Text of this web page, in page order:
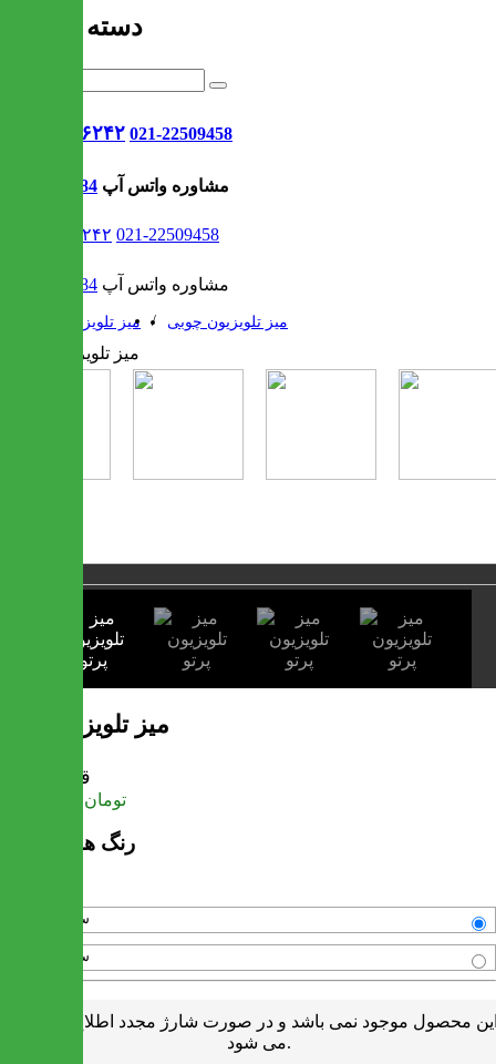
دسته بندی ها
021-۹۱۳۰۶۲۴۲ 021-22509458
09302308484 مشاوره واتس آپ
021-۹۱۳۰۶۲۴۲ 021-22509458
09302308484 مشاوره واتس آپ
میز تلویزیون / میز تلویزیون چوبی
میز تلویزیون پرتو
قیمت
تومان
رنگ های موجود
سفید-قهوه ای
سفید-قهوه ای
محصول موجود نمی باشد و در صورت شارژ مجدد اطلاع رسانی
می شود.